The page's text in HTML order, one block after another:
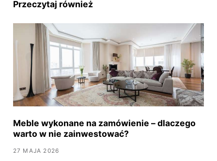
Przeczytaj również
Meble wykonane na zamówienie – dlaczego
warto w nie zainwestować?
27 MAJA 2026